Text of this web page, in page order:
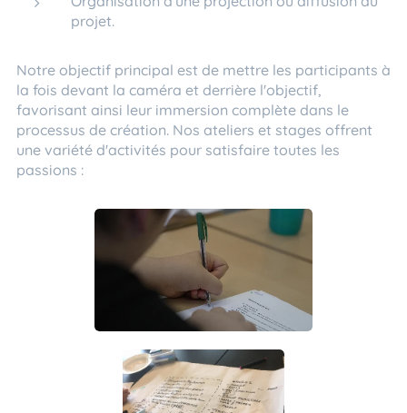
projet.
Notre objectif principal est de mettre les participants à
la fois devant la caméra et derrière l'objectif,
favorisant ainsi leur immersion complète dans le
processus de création. Nos ateliers et stages offrent
une variété d'activités pour satisfaire toutes les
passions :